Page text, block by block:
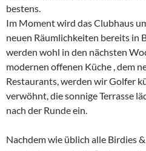
bestens.
Im Moment wird das Clubhaus
neuen Räumlichkeiten bereits in
werden wohl in den nächsten
modernen offenen Küche , dem
Restaurants, werden wir Golfer
verwöhnt, die sonnige Terrasse
nach der Runde ein.
Nachdem wie üblich alle Birdies